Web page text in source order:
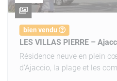
bien vendu
LES VILLAS PIERRE –
Résidence neuve en plein
d'Ajaccio, la plage et les